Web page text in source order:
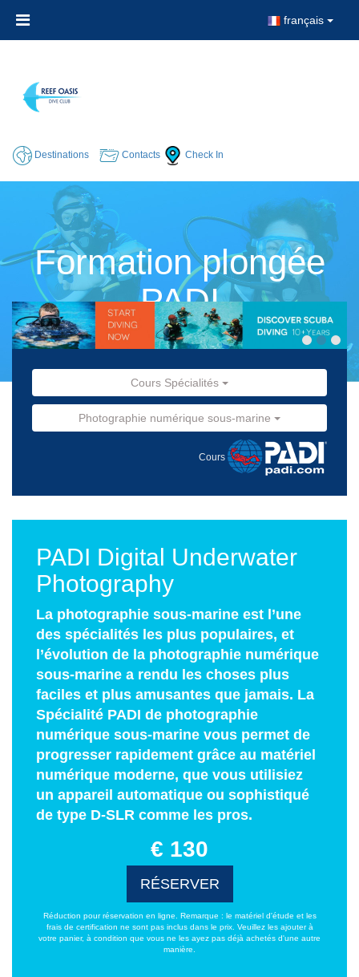
français
Destinations Contacts Check In
Formation plongée
PADI
Cours Spécialités
Photographie numérique sous-marine
Cours
PADI Digital Underwater
Photography
La photographie sous-marine est l’une
des spécialités les plus populaires, et
l’évolution de la photographie numérique
sous-marine a rendu les choses plus
faciles et plus amusantes que jamais. La
Spécialité PADI de photographie
numérique sous-marine vous permet de
progresser rapidement grâce au matériel
numérique moderne, que vous utilisiez
un appareil automatique ou sophistiqué
de type D-SLR comme les pros.
€ 130
RÉSERVER
Réduction pour réservation en ligne. Remarque : le matériel d'étude et les
frais de certification ne sont pas inclus dans le prix. Veuillez les ajouter à
votre panier, à condition que vous ne les ayez pas déjà achetés d'une autre
manière.